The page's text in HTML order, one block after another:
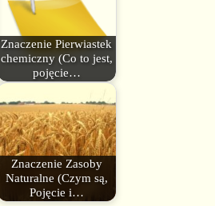
Znaczenie Pierwiastek
chemiczny (Co to jest,
pojęcie…
Znaczenie Zasoby
Naturalne (Czym są,
Pojęcie i…